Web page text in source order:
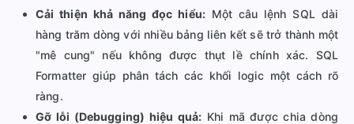
Cải thiện khả năng đọc hiểu:Một câu lệnh SQL dài
hàng trăm dòng với nhiều bảng liên kết sẽ trở thành một
"mê cung" nếu không được thụt lề chính xác. SQL
Formatter giúp phân tách các khối logic một cách rõ
ràng.
Gỡ lỗi (Debugging) hiệu quả: Khi mã được chia dòng